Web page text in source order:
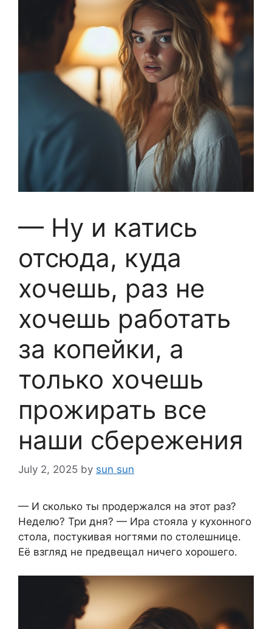
— Ну и катись
отсюда, куда
хочешь, раз не
хочешь работать
за копейки, а
только хочешь
прожирать все
наши сбережения
July 2, 2025 by sun sun
— И сколько ты продержался на этот раз?
Неделю? Три дня? — Ира стояла у кухонного
стола, постукивая ногтями по столешнице.
Её взгляд не предвещал ничего хорошего.